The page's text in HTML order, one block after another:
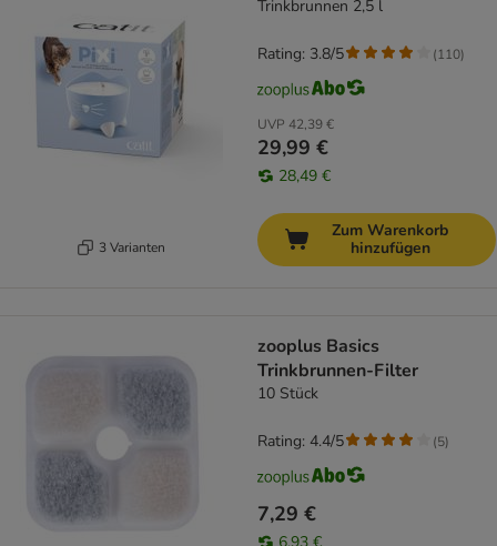
3 Varianten
Trinkbrunnen 2,5 l
UVP 42,39 €
29,99 €
28,49 €
Rating: 3.8/5 (110)
Zum Warenkorb
hinzufügen
zooplus Basics
Trinkbrunnen-Filter
10 Stück
7,29 €
Rating: 4.4/5 (5)